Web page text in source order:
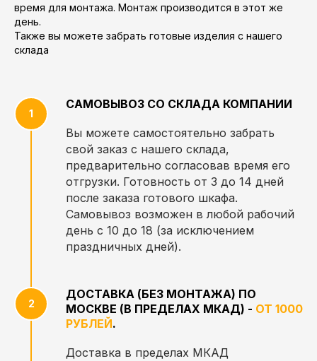
время для монтажа. Монтаж производится в этот же
день.
Также вы можете забрать готовые изделия с нашего
склада
САМОВЫВОЗ СО СКЛАДА КОМПАНИИ
Вы можете самостоятельно забрать
свой заказ с нашего склада,
предварительно согласовав время его
отгрузки. Готовность от 3 до 14 дней
после заказа готового шкафа.
Самовывоз возможен в любой рабочий
день с 10 до 18 (за исключением
праздничных дней).
ДОСТАВКА (БЕЗ МОНТАЖА) ПО
МОСКВЕ (В ПРЕДЕЛАХ МКАД) - ОТ 1000
РУБЛЕЙ.
Доставка в пределах МКАД